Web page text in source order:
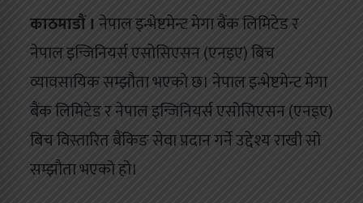
काठमाडौं । नेपाल इन्भेष्टमेन्ट मेगा बैंक लिमिटेड र
नेपाल इन्जिनियर्स एसोसिएसन (एनइए) बिच
व्यावसायिक सम्झौता भएको छ। नेपाल इन्भेष्टमेन्ट मेगा
बैंक लिमिटेड र नेपाल इन्जिनियर्स एसोसिएसन (एनइए)
बिच विस्तारित बैंकिङ सेवा प्रदान गर्ने उद्देश्य राखी सो
सम्झौता भएको हो।